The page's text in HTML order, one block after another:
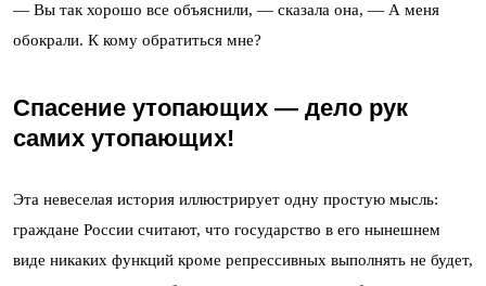
— Вы так хорошо все объяснили, — сказала она, — А меня
обокрали. К кому обратиться мне?
Спасение утопающих — дело рук
самих утопающих!
Эта невеселая история иллюстрирует одну простую мысль:
граждане России считают, что государство в его нынешнем
виде никаких функций кроме репрессивных выполнять не будет,